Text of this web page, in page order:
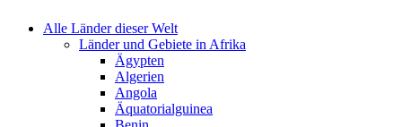
Alle Länder dieser Welt
Länder und Gebiete in Afrika
Ägypten
Algerien
Angola
Äquatorialguinea